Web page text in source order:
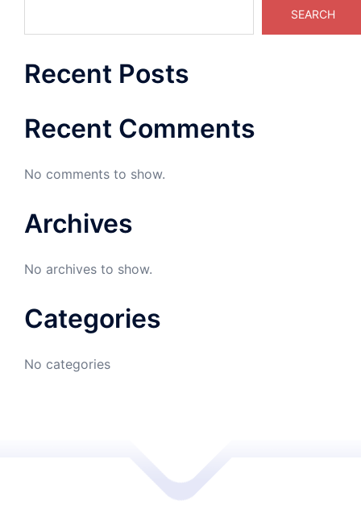
SEARCH
Recent Posts
Recent Comments
No comments to show.
Archives
No archives to show.
Categories
No categories